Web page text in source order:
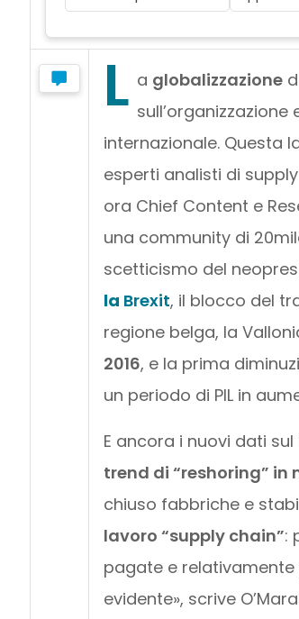
L a globalizzazione
internazionale. Questa
esperti analisti di
ora Chief Content e
una community di
scetticismo del
la Brexit, il blocco del
regione belga, la
2016, e la prima
un periodo di PIL in
E ancora i nuovi dati
trend di “reshoring”
chiuso fabbriche e
lavoro “supply chain”:
pagate e relativamente
evidente», scrive